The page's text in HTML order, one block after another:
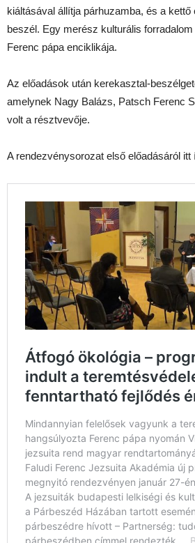
kiáltásával állítja párhuzamba, és a
beszél. Egy merész kulturális
Ferenc pápa enciklikája.
Az előadások után kerekasztal-
amelynek Nagy Balázs, Patsch Ferenc
volt a résztvevője.
A rendezvénysorozat első előadásáról itt